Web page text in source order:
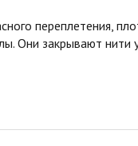
переплетения,
Они закрывают